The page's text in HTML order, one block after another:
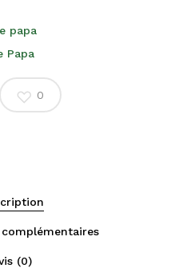
papa
Papa
0
(0)